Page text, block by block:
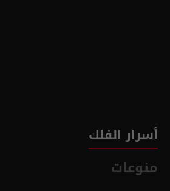
أسرار الفلك
منوعات